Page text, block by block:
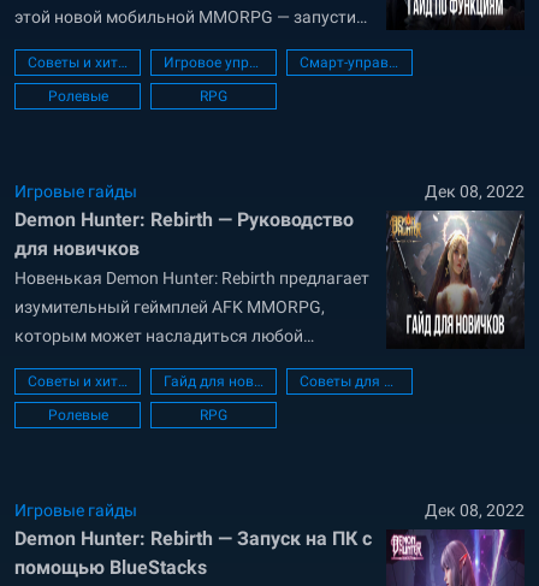
этой новой мобильной MMORPG — запустить
ее на ПК с помощью BlueStacks, так как наш
проигрыватель Android приложений
обеспечивает лучшую производительность и
оптимизировать ваш геймплей. В этом
руководстве мы...
Советы и хитрости Игровое управление
Смарт-управление
Ролевые
RPG
Игровые гайды Дек 08, 2022
Demon Hunter: Rebirth — Руководство
для новичков
Новенькая Demon Hunter: Rebirth предлагает
изумительный геймплей AFK MMORPG,
которым может насладиться любой
пользователь, не тратя на игру
бесчисленные часы. Однако, несмотря на то,
что в этой игре упор делается на
чтобы ваше прохождение было
максимально комфортным. Если...
Советы и хитрости Гайд для новичков
Советы для новичков
Ролевые
RPG
Игровые гайды Дек 08, 2022
Demon Hunter: Rebirth — Запуск на ПК с
помощью BlueStacks